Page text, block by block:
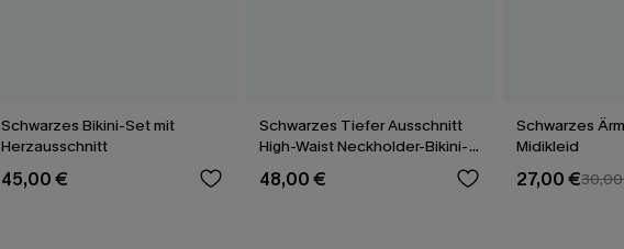
Schwarzes Bikini-Set mit
Herzausschnitt
45,00 €
Schwarzes Tiefer Ausschnitt
High-Waist Neckholder-Bikini-
Set
48,00 €
Schwarzes
Midikleid
27,00 €